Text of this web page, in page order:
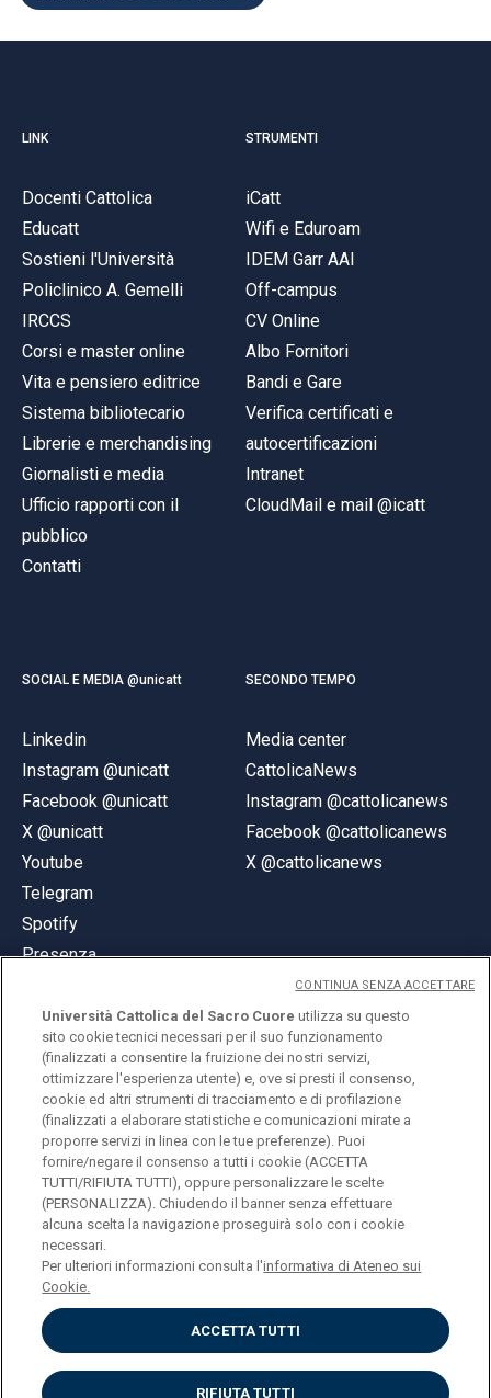
LINK
Docenti Cattolica
Educatt
Sostieni l'Università
Policlinico A. Gemelli
IRCCS
Corsi e master online
Vita e pensiero editrice
Sistema bibliotecario
Librerie e merchandising
Giornalisti e media
Ufficio rapporti con il
pubblico
Contatti
STRUMENTI
iCatt
Wifi e Eduroam
IDEM Garr AAI
Off-campus
CV Online
Albo Fornitori
Bandi e Gare
Verifica certificati e
autocertificazioni
Intranet
CloudMail e mail @icatt
SOCIAL E MEDIA @unicatt
Linkedin
Instagram @unicatt
Facebook @unicatt
X @unicatt
Youtube
Telegram
Spotify
Presenza
SECONDO TEMPO
Media center
CattolicaNews
Instagram @cattolicanews
Facebook @cattolicanews
X @cattolicanews
© Università Cattolica del Sacro Cuore
Largo A. Gemelli 1, 20123 Milano
PI 02133120150
ENGLISH
Privacy
Accessibilità
Cookies
Università Cattolica del Sacro Cuore utilizza su questo
sito cookie tecnici necessari per il suo funzionamento
(finalizzati a consentire la fruizione dei nostri servizi,
ottimizzare l'esperienza utente) e, ove si presti il consenso,
cookie ed altri strumenti di tracciamento e di profilazione
(finalizzati a elaborare statistiche e comunicazioni mirate a
proporre servizi in linea con le tue preferenze). Puoi
fornire/negare il consenso a tutti i cookie (ACCETTA
TUTTI/RIFIUTA TUTTI), oppure personalizzare le scelte
(PERSONALIZZA). Chiudendo il banner senza effettuare
alcuna scelta la navigazione proseguirà solo con i cookie
necessari.
Per ulteriori informazioni consulta l'informativa di Ateneo sui
Cookie.
ACCETTA TUTTI
RIFIUTA TUTTI
CONTINUA SENZA ACCETTARE